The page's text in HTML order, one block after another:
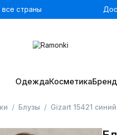
страны
ОдеждаКосметика
Блузы Gizart 15421 синий